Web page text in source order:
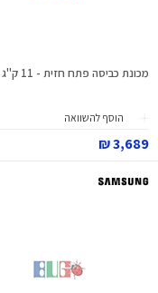
מכונת כביסה פתח חזית - 11 ק"ג Sa...
הוסף להשוואה
3,689 ₪